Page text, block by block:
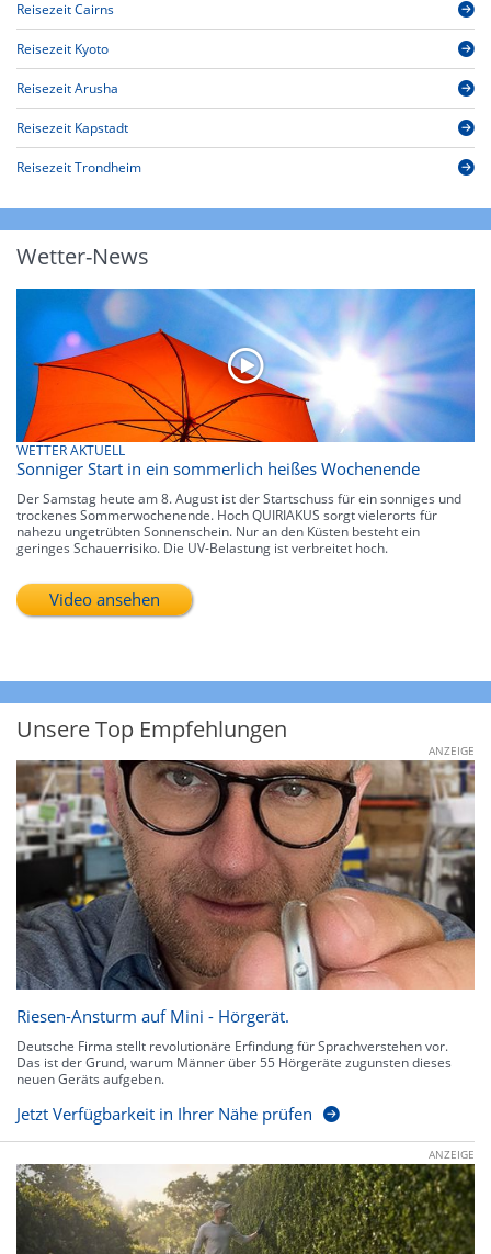
Reisezeit Cairns
Reisezeit Kyoto
Reisezeit Arusha
Reisezeit Kapstadt
Reisezeit Trondheim
Wetter-News
WETTER AKTUELL
Sonniger Start in ein sommerlich heißes Wochenende
Der Samstag heute am 8. August ist der Startschuss für ein sonniges und
trockenes Sommerwochenende. Hoch QUIRIAKUS sorgt vielerorts für
nahezu ungetrübten Sonnenschein. Nur an den Küsten besteht ein
geringes Schauerrisiko. Die UV-Belastung ist verbreitet hoch.
Video ansehen
Unsere Top Empfehlungen
ANZEIGE
Riesen-Ansturm auf Mini - Hörgerät.
Deutsche Firma stellt revolutionäre Erfindung für Sprachverstehen vor.
Das ist der Grund, warum Männer über 55 Hörgeräte zugunsten dieses
neuen Geräts aufgeben.
Jetzt Verfügbarkeit in Ihrer Nähe prüfen
ANZEIGE